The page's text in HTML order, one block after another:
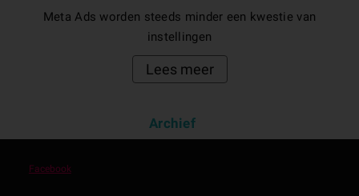
Meta Ads worden steeds minder een kwestie van
instellingen
Lees meer
Archief
Facebook